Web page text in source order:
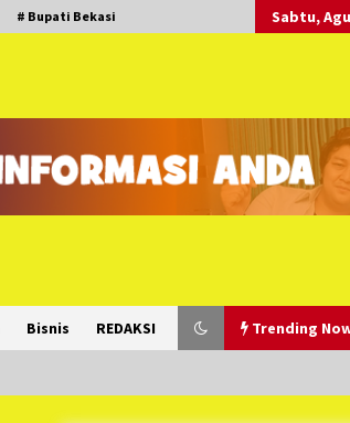
# Bupati Bekasi Sabtu,
Bisnis REDAKSI Trending